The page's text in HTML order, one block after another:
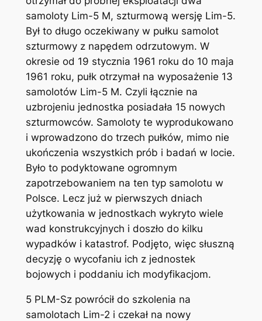
samoloty Lim-5 M, szturmową wersję Lim-5.
Był to długo oczekiwany w pułku samolot
szturmowy z napędem odrzutowym. W
okresie od 19 stycznia 1961 roku do 10 maja
1961 roku, pułk otrzymał na wyposażenie 13
samolotów Lim-5 M. Czyli łącznie na
uzbrojeniu jednostka posiadała 15 nowych
szturmowców. Samoloty te wyprodukowano
i wprowadzono do trzech pułków, mimo nie
ukończenia wszystkich prób i badań w locie.
Było to podyktowane ogromnym
zapotrzebowaniem na ten typ samolotu w
Polsce. Lecz już w pierwszych dniach
użytkowania w jednostkach wykryto wiele
wad konstrukcyjnych i doszło do kilku
wypadków i katastrof. Podjęto, więc słuszną
decyzję o wycofaniu ich z jednostek
bojowych i poddaniu ich modyfikacjom.
5 PLM-Sz powrócił do szkolenia na
samolotach Lim-2 i czekał na nowy